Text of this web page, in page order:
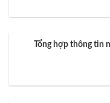
Tổng hợp thông tin